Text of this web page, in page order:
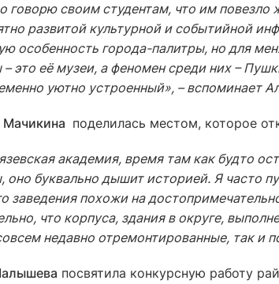
говорю своим студентам, что им повезло
развитой культурной и событийной
особенность города-палитры, но для
это её музеи, а феномен среди них –
уютно устроенный», – вспоминает
поделилась местом, которое
академия, время там как будто
оно буквально дышит историей. Я часто
заведения похожи на
что корпуса, здания в округе,
недавно отремонтированные, так и
посвятила конкурсную работу